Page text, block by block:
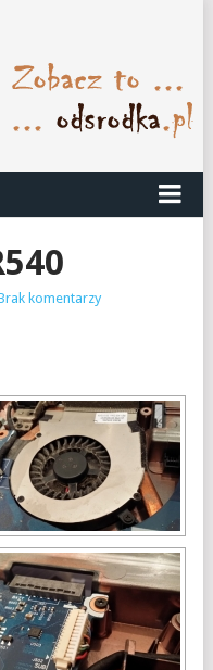
komentarzy